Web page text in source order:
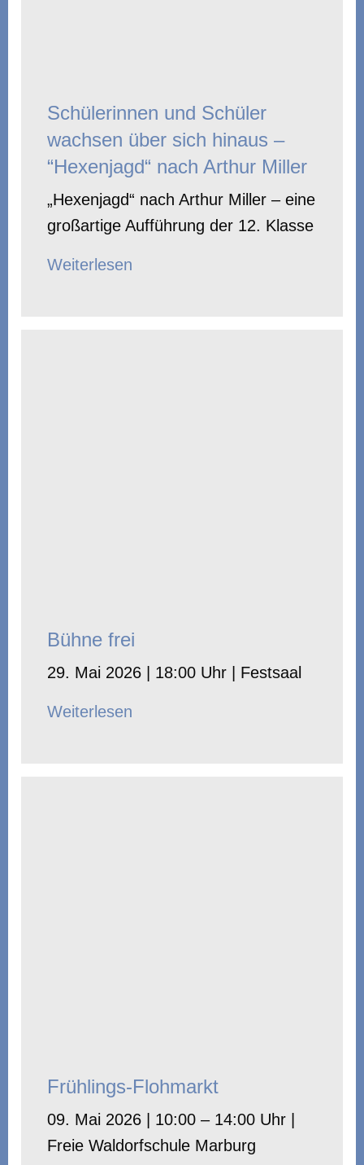
Schülerinnen und Schüler
wachsen über sich hinaus –
“Hexenjagd“ nach Arthur Miller
„Hexenjagd“ nach Arthur Miller – eine
großartige Aufführung der 12. Klasse
Weiterlesen
Bühne frei
29. Mai 2026 | 18:00 Uhr | Festsaal
Weiterlesen
Frühlings-Flohmarkt
09. Mai 2026 | 10:00 – 14:00 Uhr |
Freie Waldorfschule Marburg